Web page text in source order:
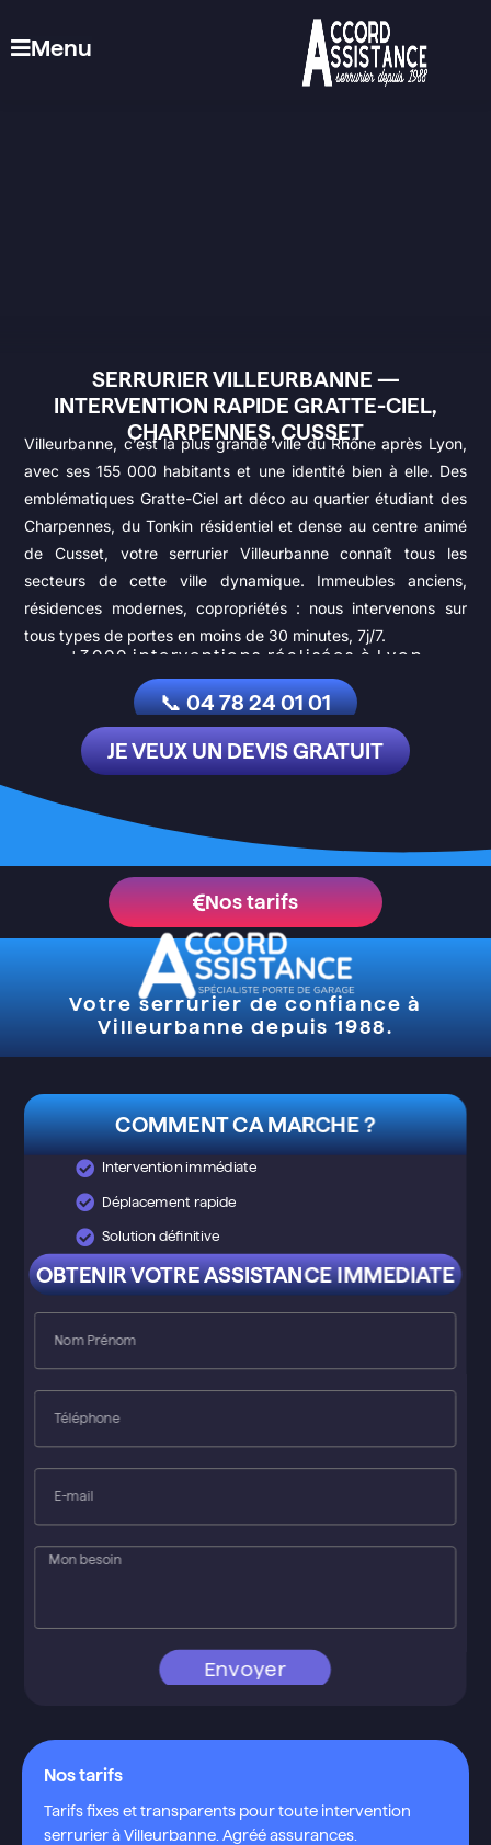
Menu
SERRURIER VILLEURBANNE —
INTERVENTION RAPIDE GRATTE-CIEL,
CHARPENNES, CUSSET
Villeurbanne, c’est la plus grande ville du Rhône après Lyon,
avec ses 155 000 habitants et une identité bien à elle. Des
emblématiques Gratte-Ciel art déco au quartier étudiant des
Charpennes, du Tonkin résidentiel et dense au centre animé
de Cusset, votre serrurier Villeurbanne connaît tous les
secteurs de cette ville dynamique. Immeubles anciens,
résidences modernes, copropriétés : nous intervenons sur
tous types de portes en moins de 30 minutes, 7j/7.
+3000 interventions réalisées à Lyon
📞 04 78 24 01 01
JE VEUX UN DEVIS GRATUIT
Nos tarifs
Votre serrurier de confiance à
Villeurbanne depuis 1988.
COMMENT CA MARCHE ?
Intervention immédiate
Déplacement rapide
Solution définitive
OBTENIR VOTRE ASSISTANCE IMMEDIATE
Envoyer
Nos tarifs
Tarifs fixes et transparents pour toute intervention
serrurier à Villeurbanne. Agréé assurances.